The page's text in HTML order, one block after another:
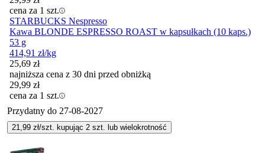
cena za 1 szt.
STARBUCKS Nespresso
Kawa BLONDE ESPRESSO ROAST w kapsułkach (10 kaps.)
53 g
414,91 zł/kg
25,69 zł
najniższa cena z 30 dni przed obniżką
29,99 zł
cena za 1 szt.
Przydatny do 27-08-2027
21,99 zł/szt. kupując 2 szt. lub wielokrotność